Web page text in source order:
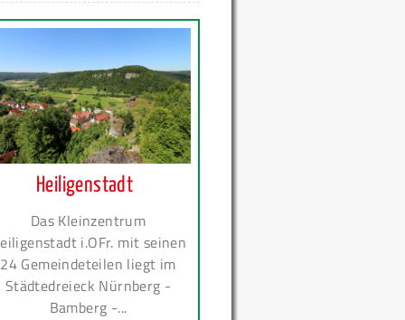
Heiligenstadt
Das Kleinzentrum
i.OFr. mit seinen
24 Gemeindeteilen liegt im
Städtedreieck Nürnberg -
Bamberg -...